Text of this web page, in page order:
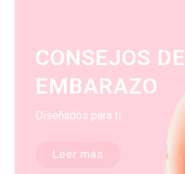
CONSEJOS DE
EMBARAZO
Diseñados para ti
Leer más